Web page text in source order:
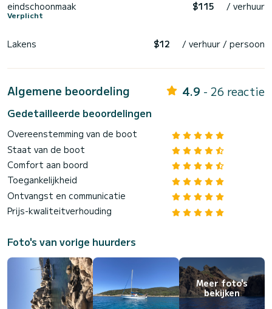
eindschoonmaak
Verplicht
$115 / verhuur
Lakens $12 / verhuur / persoon
Algemene beoordeling 4.9 - 26 reactie
Gedetailleerde beoordelingen
Overeenstemming van de boot
Staat van de boot
Comfort aan boord
Toegankelijkheid
Ontvangst en communicatie
Prijs-kwaliteitverhouding
Foto's van vorige huurders
Meer foto's
bekijken